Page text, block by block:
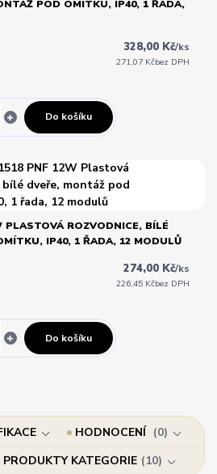
POD OMÍTKU, IP40, 1 ŘADA,
328,00 Kč/ks
271,07 Kčbez DPH
Do košíku
PLASTOVÁ ROZVODNICE, BÍLÉ
IP40, 1 ŘADA, 12 MODULŮ
274,00 Kč/ks
226,45 Kčbez DPH
Do košíku
HODNOCENÍ
0
PRODUKTY KATEGORIE 10